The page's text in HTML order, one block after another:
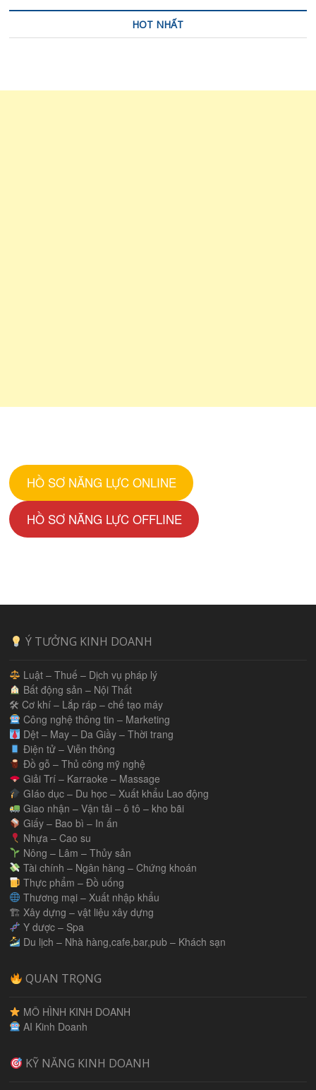
HOT NHẤT
HỒ SƠ NĂNG LỰC ONLINE
HỒ SƠ NĂNG LỰC OFFLINE
Ý TƯỞNG KINH DOANH
Luật – Thuế – Dịch vụ pháp lý
Bất động sản – Nội Thất
🛠 Cơ khí – Lắp ráp – chế tạo máy
Công nghệ thông tin – Marketing
Dệt – May – Da Giầy – Thời trang
Điện tử – Viễn thông
Đồ gỗ – Thủ công mỹ nghệ
Giải Trí – Karraoke – Massage
GIáo dục – Du học – Xuất khẩu Lao động
Giao nhận – Vận tải – ô tô – kho bãi
Giấy – Bao bì – In ấn
Nhựa – Cao su
Nông – Lâm – Thủy sản
Tài chính – Ngân hàng – Chứng khoán
Thực phẩm – Đồ uống
Thương mại – Xuất nhập khẩu
🏗 Xây dựng – vật liệu xây dựng
Y dược – Spa
Du lịch – Nhà hàng,cafe,bar,pub – Khách sạn
QUAN TRỌNG
MÔ HÌNH KINH DOANH
AI Kinh Doanh
KỸ NĂNG KINH DOANH